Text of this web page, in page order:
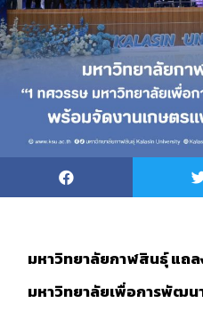
มหาวิทยาลัยกาฬสินธุ์ แถล
มหาวิทยาลัยเพื่อการพัฒน